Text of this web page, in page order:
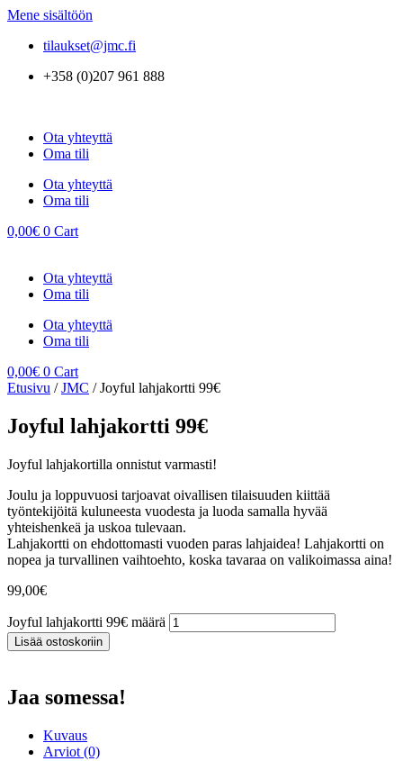
Mene sisältöön
tilaukset@jmc.fi
+358 (0)207 961 888
Ota yhteyttä
Oma tili
Ota yhteyttä
Oma tili
0,00€ 0 Cart
Ota yhteyttä
Oma tili
Ota yhteyttä
Oma tili
0,00€ 0 Cart
Etusivu /JMC / Joyful lahjakortti 99€
Joyful lahjakortti 99€
Joyful lahjakortilla onnistut varmasti!
Joulu ja loppuvuosi tarjoavat oivallisen tilaisuuden kiittää
työntekijöitä kuluneesta vuodesta ja luoda samalla hyvää
yhteishenkeä ja uskoa tulevaan.
Lahjakortti on ehdottomasti vuoden paras lahjaidea! Lahjakortti on
nopea ja turvallinen vaihtoehto, koska tavaraa on valikoimassa aina!
99,00€
Joyful lahjakortti 99€ määrä
Lisää ostoskoriin
Jaa somessa!
Kuvaus
Arviot (0)